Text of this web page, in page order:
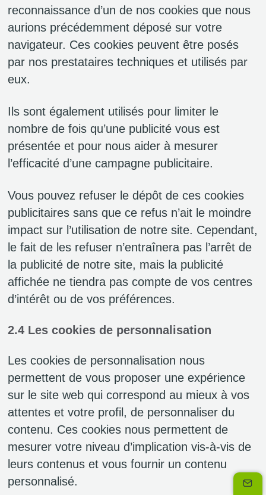
reconnaissance d’un de nos cookies que nous
aurions précédemment déposé sur votre
navigateur. Ces cookies peuvent être posés
par nos prestataires techniques et utilisés par
eux.
Ils sont également utilisés pour limiter le
nombre de fois qu’une publicité vous est
présentée et pour nous aider à mesurer
l’efficacité d’une campagne publicitaire.
Vous pouvez refuser le dépôt de ces cookies
publicitaires sans que ce refus n’ait le moindre
impact sur l’utilisation de notre site. Cependant,
le fait de les refuser n’entraînera pas l’arrêt de
la publicité de notre site, mais la publicité
affichée ne tiendra pas compte de vos centres
d’intérêt ou de vos préférences.
2.4 Les cookies de personnalisation
Les cookies de personnalisation nous
permettent de vous proposer une expérience
sur le site web qui correspond au mieux à vos
attentes et votre profil, de personnaliser du
contenu. Ces cookies nous permettent de
mesurer votre niveau d’implication vis-à-vis de
leurs contenus et vous fournir un contenu
personnalisé.